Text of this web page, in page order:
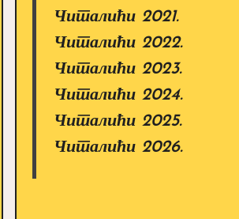
Читалићи 2021.
Читалићи 2022.
Читалићи 2023.
Читалићи 2024.
Читалићи 2025.
Читалићи 2026.